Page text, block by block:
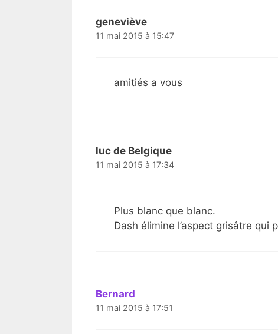
geneviève
11 mai 2015 à 15:47
amitiés a vous
luc de Belgique
11 mai 2015 à 17:34
Plus blanc que blanc.
Dash élimine l’aspect grisâtre
Bernard
11 mai 2015 à 17:51